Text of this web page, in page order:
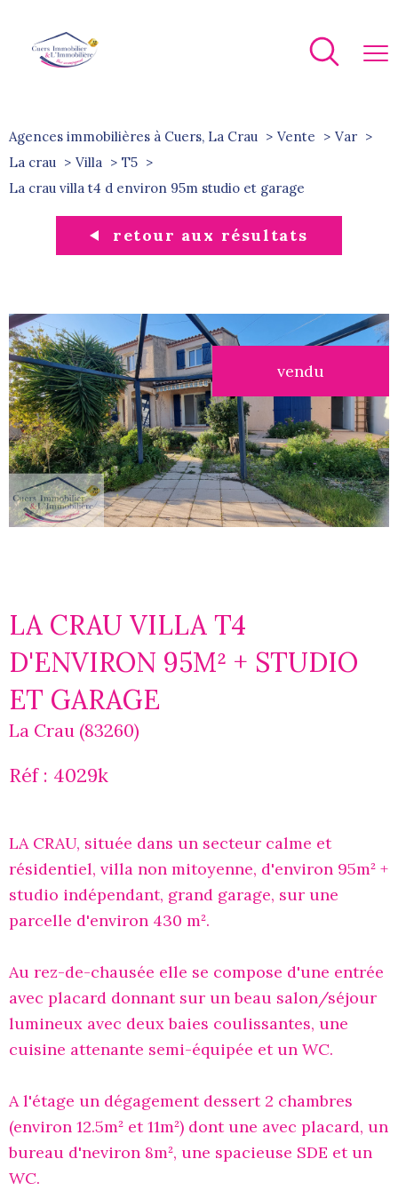
Agences immobilières à Cuers, La Crau Vente
Var
La crau
Villa
T5
la crau villa t4 d environ 95m studio et garage
retour aux résultats
vendu
LA CRAU VILLA T4
D'ENVIRON 95M² + STUDIO
ET GARAGE
La Crau (83260)
Réf : 4029k
LA CRAU, située dans un secteur calme et
résidentiel, villa non mitoyenne, d'environ 95m² +
studio indépendant, grand garage, sur une
parcelle d'environ 430 m².
Au rez-de-chausée elle se compose d'une entrée
avec placard donnant sur un beau salon/séjour
lumineux avec deux baies coulissantes, une
cuisine attenante semi-équipée et un WC.
A l'étage un dégagement dessert 2 chambres
(environ 12.5m² et 11m²) dont une avec placard, un
bureau d'neviron 8m², une spacieuse SDE et un
WC.